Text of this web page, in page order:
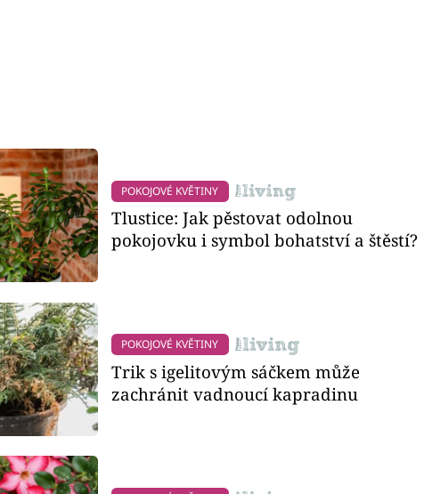
POKOJOVÉ KVĚTINY
Tlustice: Jak pěstovat odolnou
pokojovku i symbol bohatství a štěstí?
POKOJOVÉ KVĚTINY
Trik s igelitovým sáčkem může
zachránit vadnoucí kapradinu